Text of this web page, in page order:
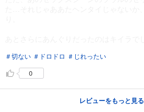
＃切ない ＃ドロドロ ＃じれったい
0
レビューをもっと見る